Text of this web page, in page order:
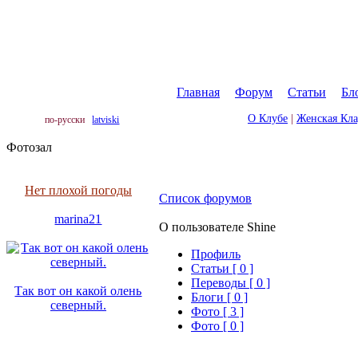
Главная Форум Статьи
по-русски latviski О Клубе Женская
Фотозал
Нет плохой погоды
marina21
Так вот он какой олень
северный.
Список форумов
О пользователе Shine
Профиль
Cтатьи [ 0 ]
Переводы [ 0 ]
Блоги [ 0 ]
Фото [ 3 ]
Фото [ 0 ]